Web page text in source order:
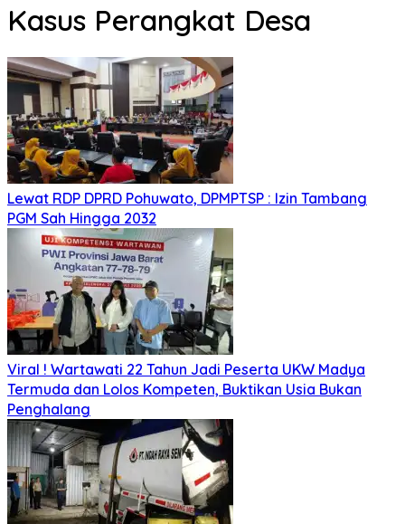
Kasus Perangkat Desa
Lewat RDP DPRD Pohuwato, DPMPTSP : Izin Tambang
PGM Sah Hingga 2032
Viral ! Wartawati 22 Tahun Jadi Peserta UKW Madya
Termuda dan Lolos Kompeten, Buktikan Usia Bukan
Penghalang